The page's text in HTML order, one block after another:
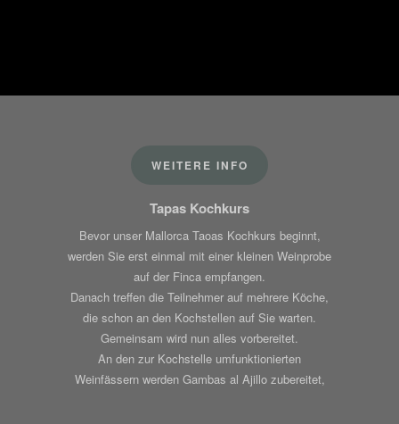
WEITERE INFO
Tapas Kochkurs
Bevor unser Mallorca Taoas Kochkurs beginnt,
werden Sie erst einmal mit einer kleinen Weinprobe
auf der Finca empfangen.
Danach treffen die Teilnehmer auf mehrere Köche,
die schon an den Kochstellen auf Sie warten.
Gemeinsam wird nun alles vorbereitet.
An den zur Kochstelle umfunktionierten
Weinfässern werden Gambas al Ajillo zubereitet,